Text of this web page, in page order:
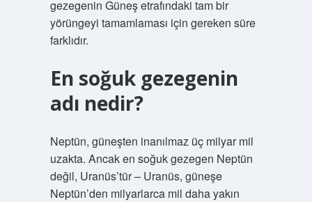
gezegenin Güneş etrafındaki tam bir
yörüngeyi tamamlaması için gereken süre
farklıdır.
En soğuk gezegenin
adı nedir?
Neptün, güneşten inanılmaz üç milyar mil
uzakta. Ancak en soğuk gezegen Neptün
değil, Uranüs’tür – Uranüs, güneşe
Neptün’den milyarlarca mil daha yakın